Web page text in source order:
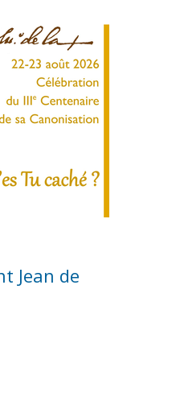
Jean de